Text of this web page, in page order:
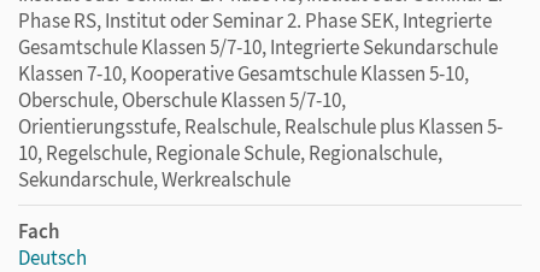
Phase RS, Institut oder Seminar 2. Phase SEK, Integrierte
Gesamtschule Klassen 5/7-10, Integrierte Sekundarschule
Klassen 7-10, Kooperative Gesamtschule Klassen 5-10,
Oberschule, Oberschule Klassen 5/7-10,
Orientierungsstufe, Realschule, Realschule plus Klassen 5-
10, Regelschule, Regionale Schule, Regionalschule,
Sekundarschule, Werkrealschule
Fach
Deutsch